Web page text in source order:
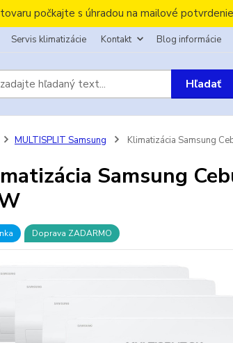
počkajte s úhradou na mailové
Servis klimatizácie Kontakt Blog informácie
Hľadať
MULTISPLIT Samsung Klimatizácia Samsung
Samsung
Doprava ZADARMO